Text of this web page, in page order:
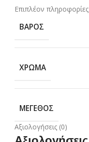
Επιπλέον πληροφορίες
ΒΆΡΟΣ
ΧΡΏΜΑ
ΜΈΓΕΘΟΣ
Αξιολογήσεις (0)